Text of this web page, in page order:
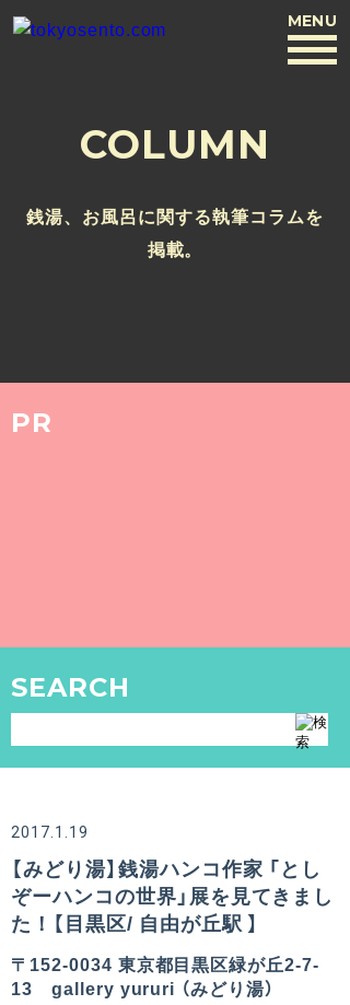
COLUMN
銭湯、お風呂に関する執筆コラムを
掲載。
MENU
BACK
2017.1.19
【みどり湯】銭湯ハンコ作家 「とし
ぞーハンコの世界」展を見てきまし
た！【目黒区/ 自由が丘駅 】
〒152-0034 東京都目黒区緑が丘2-7-
13 gallery yururi （みどり湯）
PR
SEARCH